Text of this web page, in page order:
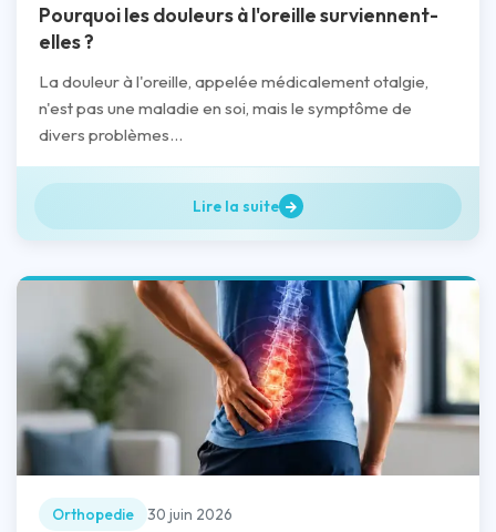
Pourquoi les douleurs à l'oreille surviennent-
elles ?
La douleur à l'oreille, appelée médicalement otalgie,
n'est pas une maladie en soi, mais le symptôme de
divers problèmes...
Lire la suite
Orthopedie 30 juin 2026